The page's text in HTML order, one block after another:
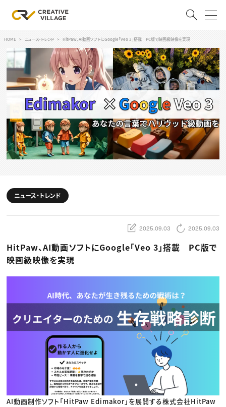
ログイン 会員登録
RECRUIT
クリエイター求人を探す
CREATIVE JOB求人検索
特集求人
採用説明会
スキルアップしたい！
スキルアップしたい！ トップ
プログラミング
マーケティング
ディレクション
業界解説・キャリア事情
お役立ち基礎知識
TOP Creator’s コラム
アプリクリエイター
ゲームクリエイター
映像クリエイター
クリエイターインタビュー
ニュース・トレンド
ゲーム・エンタメ
広告
出版
CREATIVE VILLAGEからのお知らせ
プロフェッショナル×つながる×メディア
HOME ニュース・トレンド HitPaw、AI動画ソフトにGoogle「Veo 3」搭載 PC版で映画級映像を実現
ニュース・トレンド
2025.09.03 2025.09.03
HitPaw、AI動画ソフトにGoogle「Veo 3」搭載 PC版で
映画級映像を実現
AI動画制作ソフト「HitPaw Edimakor」を展開する株式会社HitPaw